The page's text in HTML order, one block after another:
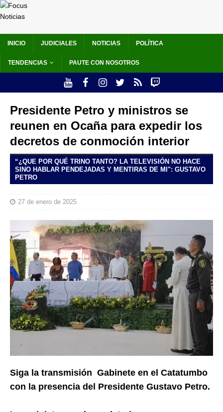
INICIO JUDICIALES NOTICIAS POLÍTICA
TENDENCIAS PAUTE CON NOSOTROS
Presidente Petro y ministros se
reunen en Ocaña para expedir los
decretos de conmoción interior
“¿QUE POR QUÉ TRINO TANTO? LA TELEVISIÓN NO HACE
SINO HABLAR PENDEJADAS Y MENTIRAS DE MI": GUSTAVO
PETRO
27 de enero de 2025
Siga la transmisión Gabinete en el Catatumbo
con la presencia del Presidente Gustavo Petro.